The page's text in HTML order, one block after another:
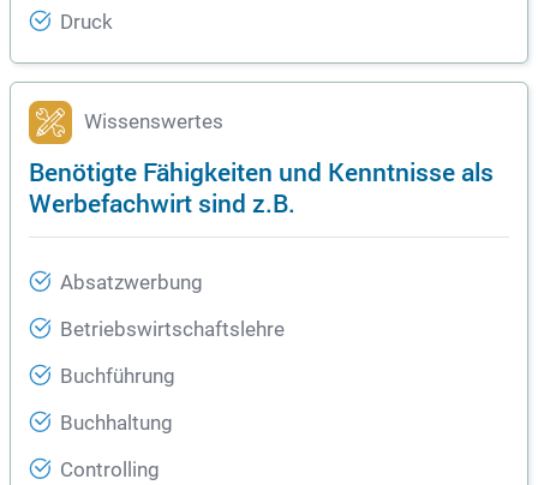
Druck
Wissenswertes
Benötigte Fähigkeiten und Kenntnisse als
Werbefachwirt sind z.B.
Absatzwerbung
Betriebswirtschaftslehre
Buchführung
Buchhaltung
Controlling